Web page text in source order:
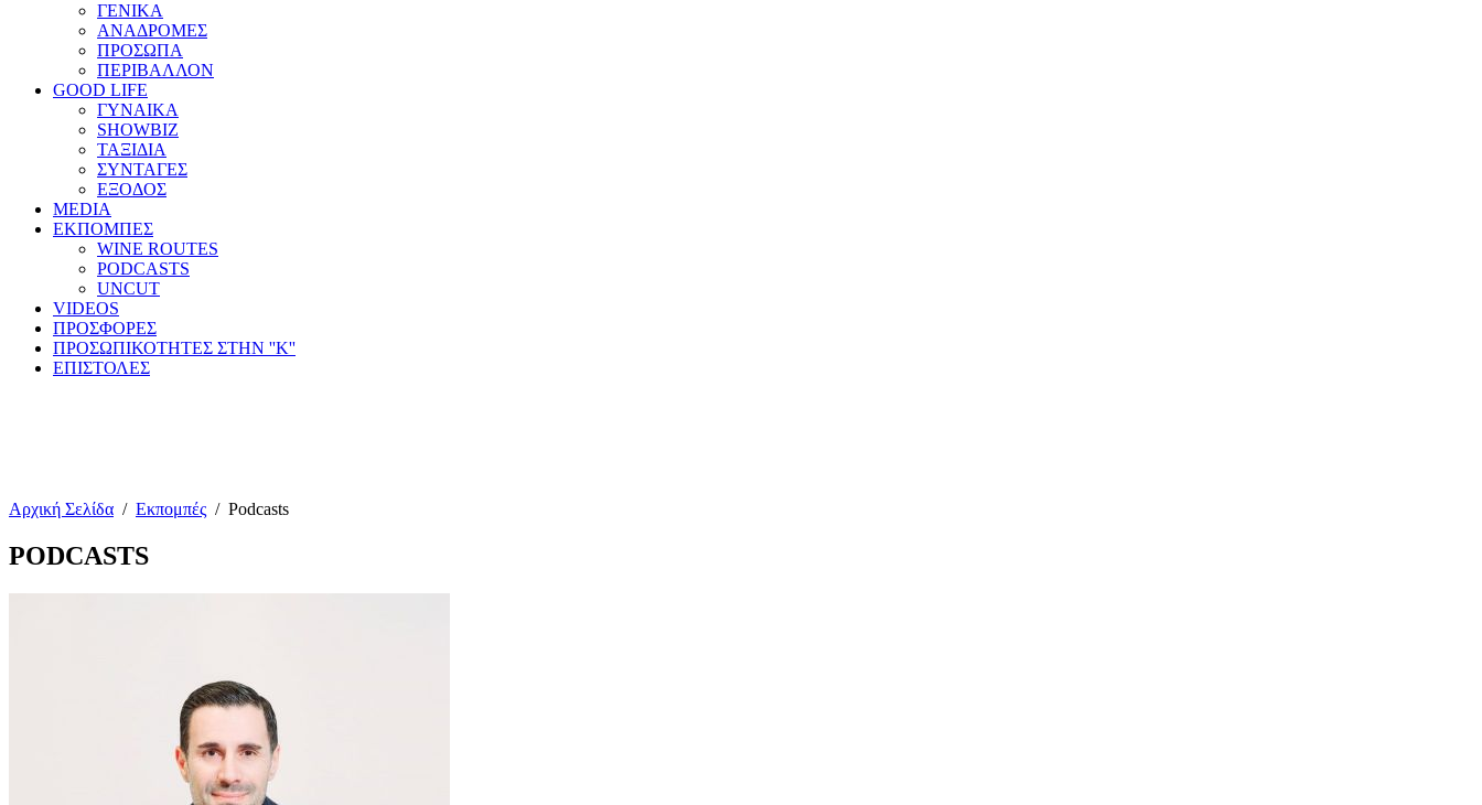
ΓΕΝΙΚΑ
ΑΝΑΔΡΟΜΕΣ
ΠΡΟΣΩΠΑ
ΠΕΡΙΒΑΛΛΟΝ
GOOD LIFE
ΓΥΝΑΙΚΑ
SHOWBIZ
ΤΑΞΙΔΙΑ
ΣΥΝΤΑΓΕΣ
ΕΞΟΔΟΣ
MEDIA
ΕΚΠΟΜΠΕΣ
WINE ROUTES
PODCASTS
UNCUT
VIDEOS
ΠΡΟΣΦΟΡΕΣ
ΠΡΟΣΩΠΙΚΟΤΗΤΕΣ ΣΤΗΝ ''Κ''
ΕΠΙΣΤΟΛΕΣ
Αρχική Σελίδα / Εκπομπές / Podcasts
PODCASTS